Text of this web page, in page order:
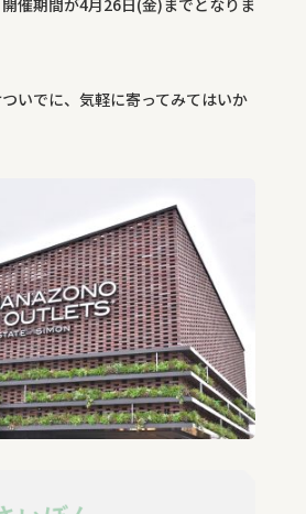
開催期間が4月26日(金)までとなりま
いでに、気軽に寄ってみてはいか